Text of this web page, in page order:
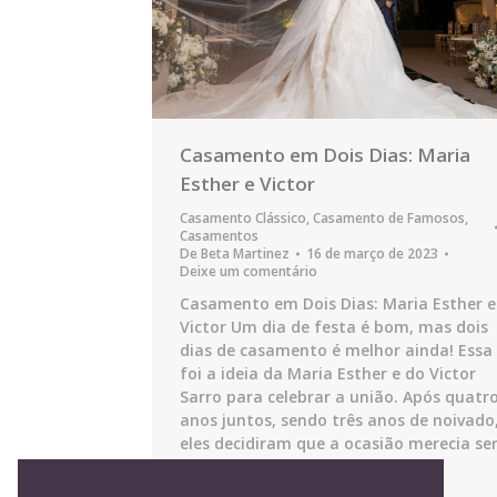
Casamento em Dois Dias: Maria
Esther e Victor
Casamento Clássico,Casamento de Famosos,
Casamentos
De Beta Martinez
16 de março de 2023
Deixe um comentário
Casamento em Dois Dias: Maria Esther e
Victor Um dia de festa é bom, mas dois
dias de casamento é melhor ainda! Essa
foi a ideia da Maria Esther e do Victor
Sarro para celebrar a união. Após quatro
anos juntos, sendo três anos de noivado,
eles decidiram que a ocasião merecia ser
muito bem…